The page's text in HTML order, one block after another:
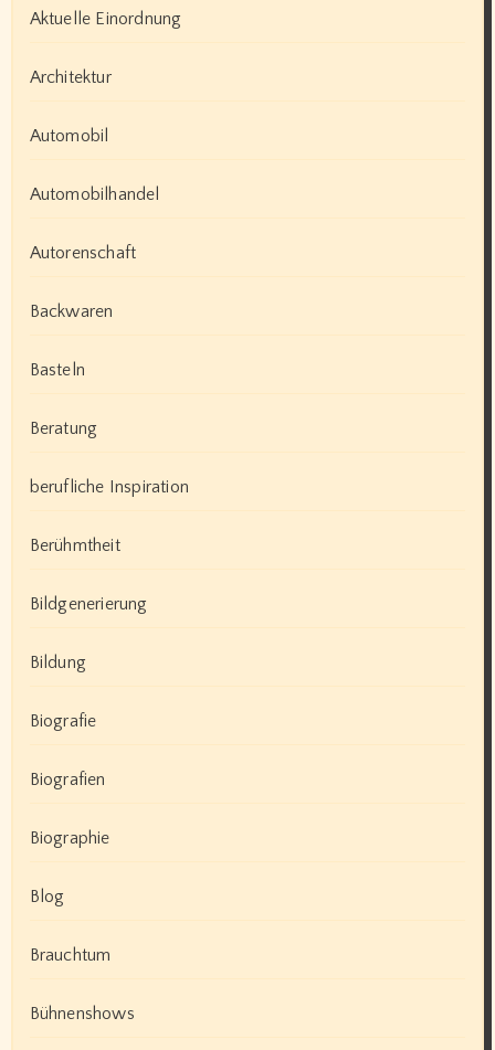
Aktuelle Einordnung
Architektur
Automobil
Automobilhandel
Autorenschaft
Backwaren
Basteln
Beratung
berufliche Inspiration
Berühmtheit
Bildgenerierung
Bildung
Biografie
Biografien
Biographie
Blog
Brauchtum
Bühnenshows